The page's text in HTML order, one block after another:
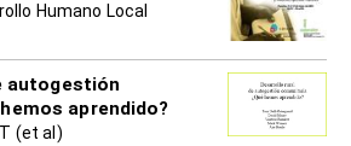
Humano Local
autogestión
aprendido?
T (et al)